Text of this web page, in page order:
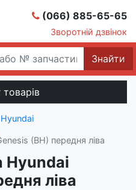
Знайти
(066) 885-65-65
Зворотній дзвінок
товарів
Hyundai
(BH) передня ліва
Hyundai
ліва